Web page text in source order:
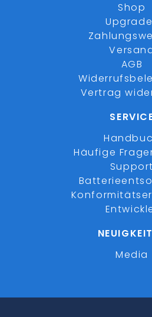
Shop
AGB
Vertrag
Häufige
Support
Media